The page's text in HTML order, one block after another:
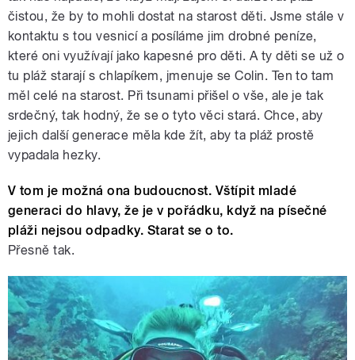
čistou, že by to mohli dostat na starost děti. Jsme stále v
kontaktu s tou vesnicí a posíláme jim drobné peníze,
které oni využívají jako kapesné pro děti. A ty děti se už o
tu pláž starají s chlapíkem, jmenuje se Colin. Ten to tam
měl celé na starost. Při tsunami přišel o vše, ale je tak
srdečný, tak hodný, že se o tyto věci stará. Chce, aby
jejich další generace měla kde žít, aby ta pláž prostě
vypadala hezky.
V tom je možná ona budoucnost. Vštípit mladé
generaci do hlavy, že je v pořádku, když na písečné
pláži nejsou odpadky. Starat se o to.
Přesně tak.